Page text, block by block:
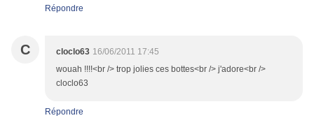
Répondre
C cloclo63 16/06/2011 17:45
wouah !!!!<br /> trop jolies ces bottes<br /> j'adore<br />
cloclo63
Répondre